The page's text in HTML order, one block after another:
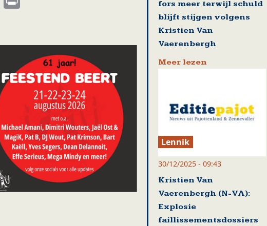
fors meer terwijl schuld
blijft stijgen volgens
Kristien Van
Vaerenbergh
Meer lezen
Lennik
30/12/2025 - 09:43
Kristien Van
Vaerenbergh (N-VA):
Explosie
faillissementsdossiers